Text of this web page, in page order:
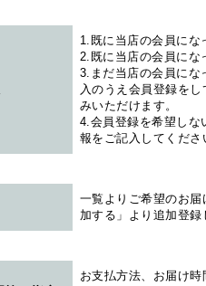
1.既に当店の会員にな
2.既に当店の会員にな
3.まだ当店の会員にな
入のうえ会員登録を
みいただけます。
4.会員登録を希望しな
報をご記入してくださ
一覧よりご希望のお
加する」より追加登
お支払方法、お届け